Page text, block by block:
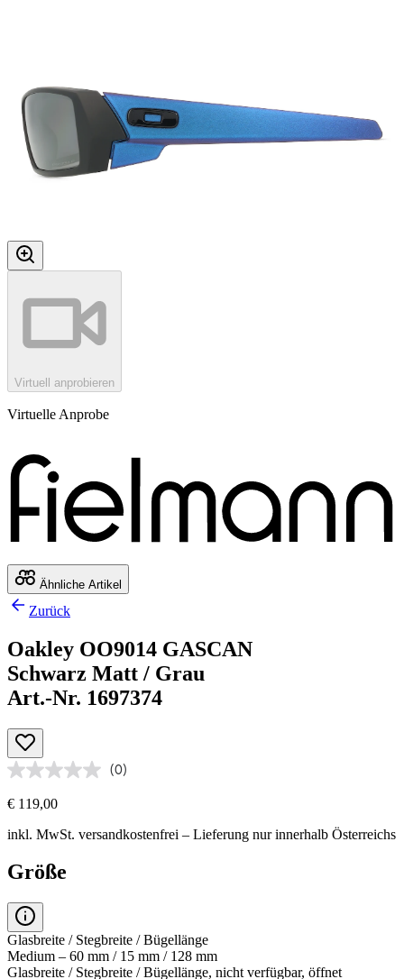
Virtuell anprobieren
Virtuelle Anprobe
Ähnliche Artikel
Zurück
Oakley OO9014 GASCAN
Schwarz Matt / Grau
Art.-Nr. 1697374
(0)
€ 119,00
inkl. MwSt. versandkostenfrei – Lieferung nur innerhalb Österreichs
Größe
Glasbreite / Stegbreite / Bügellänge
Medium – 60 mm / 15 mm / 128 mm
Glasbreite / Stegbreite / Bügellänge, nicht verfügbar, öffnet